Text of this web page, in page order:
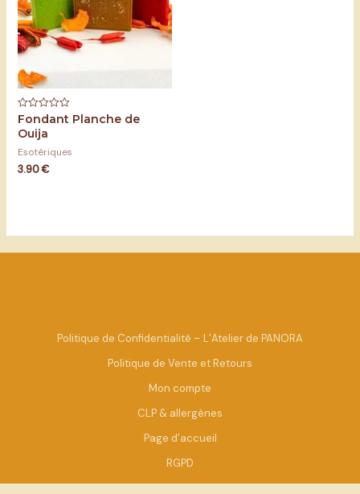
Note
0
sur
Fondant Planche de
Ouija
Esotériques
3.90€
Politique de Confidentialité – L’Atelier de PANORA
Politique de Vente et Retours
Mon compte
CLP & allergènes
Page d’accueil
RGPD